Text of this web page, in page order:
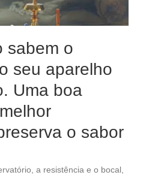
sabem o
seu aparelho
Uma boa
o sabor
a resistência e o bocal,